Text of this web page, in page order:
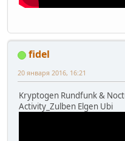
fidel
20 января 2016, 16:21
Kryptogen Rundfunk &
Activity_Zulben Elgen Ubi